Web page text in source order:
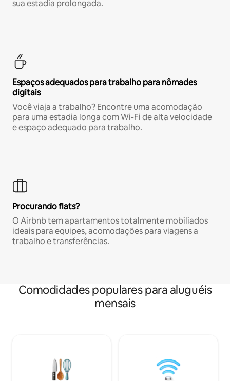
sua estadia prolongada.
Espaços adequados para trabalho para nômades
digitais
Você viaja a trabalho? Encontre uma acomodação
para uma estadia longa com Wi-Fi de alta velocidade
e espaço adequado para trabalho.
Procurando flats?
O Airbnb tem apartamentos totalmente mobiliados
ideais para equipes, acomodações para viagens a
trabalho e transferências.
Comodidades populares para aluguéis
mensais